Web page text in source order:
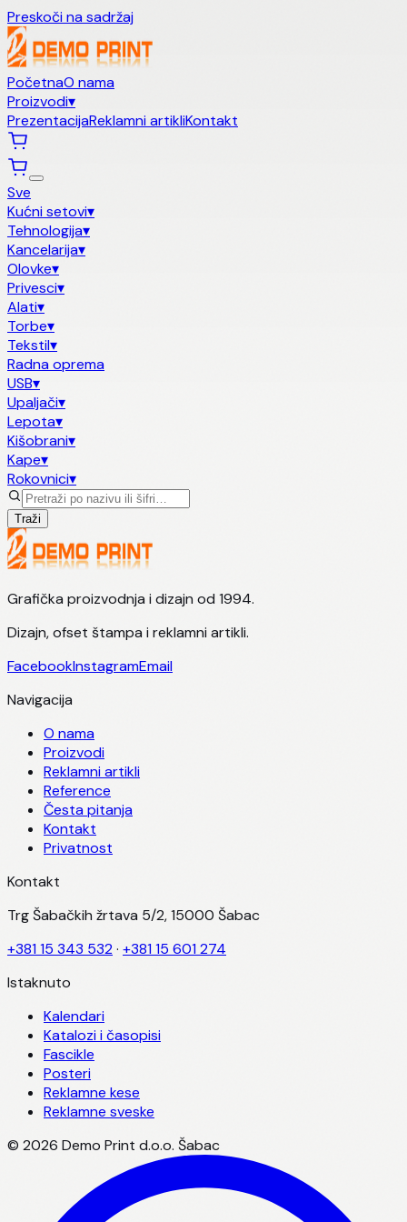
Preskoči na sadržaj
PočetnaO nama
Proizvodi▾
PrezentacijaReklamni artikliKontakt
Sve
Kućni setovi▾
Tehnologija▾
Kancelarija▾
Olovke▾
Privesci▾
Alati▾
Torbe▾
Tekstil▾
Radna oprema
USB▾
Upaljači▾
Lepota▾
Kišobrani▾
Kape▾
Rokovnici▾
Traži
Grafička proizvodnja i dizajn od 1994.
Dizajn, ofset štampa i reklamni artikli.
FacebookInstagramEmail
Navigacija
O nama
Proizvodi
Reklamni artikli
Reference
Česta pitanja
Kontakt
Privatnost
Kontakt
Trg Šabačkih žrtava 5/2, 15000 Šabac
+381 15 343 532· +381 15 601 274
Istaknuto
Kalendari
Katalozi i časopisi
Fascikle
Posteri
Reklamne kese
Reklamne sveske
© 2026 Demo Print d.o.o. Šabac